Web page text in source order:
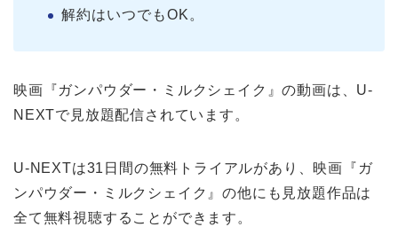
解約はいつでもOK。
映画『ガンパウダー・ミルクシェイク』の動画は、U-
NEXTで見放題配信されています。
U-NEXTは31日間の無料トライアルがあり、映画『ガ
ンパウダー・ミルクシェイク』の他にも見放題作品は
全て無料視聴することができます。